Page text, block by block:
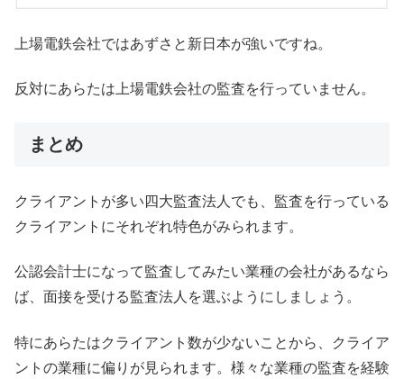
上場電鉄会社ではあずさと新日本が強いですね。
反対にあらたは上場電鉄会社の監査を行っていません。
まとめ
クライアントが多い四大監査法人でも、監査を行っている
クライアントにそれぞれ特色がみられます。
公認会計士になって監査してみたい業種の会社があるなら
ば、面接を受ける監査法人を選ぶようにしましょう。
特にあらたはクライアント数が少ないことから、クライア
ントの業種に偏りが見られます。様々な業種の監査を経験